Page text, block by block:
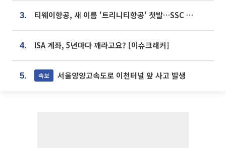
3. 티웨이항공, 새 이름 '트리니티항공' 첫발…SSC 전략 본격화
4. ISA 계좌, 5년마다 깨라고요? [이슈크래커]
5. 속보 서울양양고속도로 이천터널 앞 사고 발생